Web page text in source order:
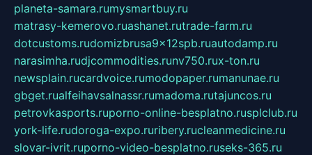
planeta-samara.rumysmartbuy.ru
matrasy-kemerovo.ruashanet.rutrade-farm.ru
dotcustoms.rudomizbrusa9x12spb.ruautodamp.ru
narasimha.rudjcommodities.runv750.rux-ton.ru
newsplain.rucardvoice.rumodopaper.rumanunae.ru
gbget.rualfeihavsalnassr.rumadoma.rutajuncos.ru
petrovkasports.ruporno-online-besplatno.rusplclub.ru
york-life.rudoroga-expo.ruribery.rucleanmedicine.ru
slovar-ivrit.ruporno-video-besplatno.ruseks-365.ru